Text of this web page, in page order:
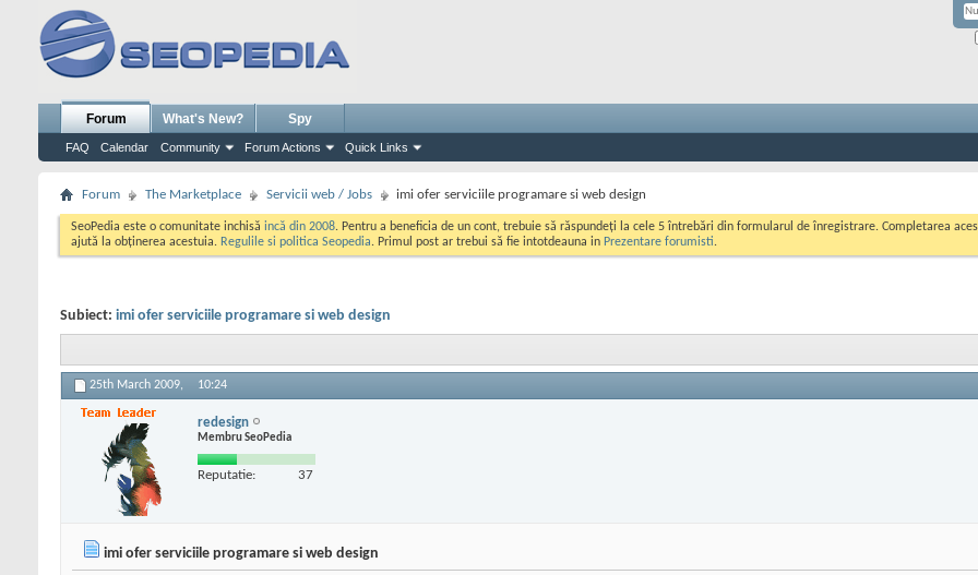
Forum
FAQ Calendar Community Forum Actions Quick Links
What's New? Spy
Forum The Marketplace Servicii web / Jobs imi ofer serviciile programare si web design
SeoPedia este o comunitate inchisă incă din 2008. Pentru a beneficia de un cont, trebuie să răspundeți la cele 5 întrebări din formularul de înregistrare. Completarea
ajută la obținerea acestuia. Regulile si politica Seopedia. Primul post ar trebui să fie intotdeauna in Prezentare forumisti.
Subiect: imi ofer serviciile programare si web design
25th March 2009, 10:24
redesign
Membru SeoPedia
Reputatie: 37
imi ofer serviciile programare si web design